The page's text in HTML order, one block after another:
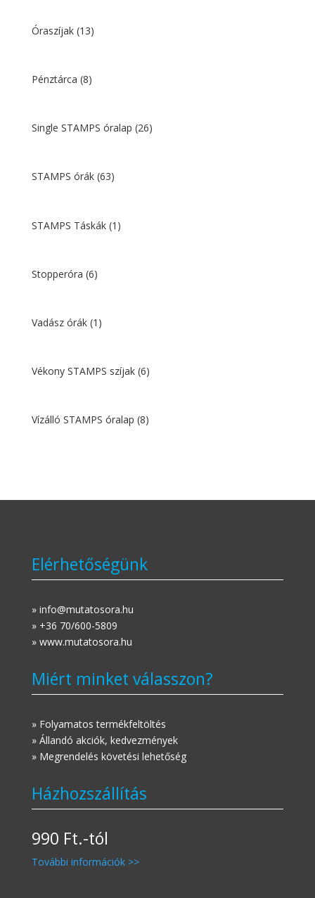
Óraszíjak (13)
Pénztárca (8)
Single STAMPS óralap (26)
STAMPS órák (63)
STAMPS Táskák (1)
Stopperóra (6)
Vadász órák (1)
Vékony STAMPS szíjak (6)
Vízálló STAMPS óralap (8)
Elérhetőségünk
» info@mutatosora.hu
» +36 70/600-5809
» www.mutatosora.hu
Miért minket válasszon?
» Folyamatos termékfeltöltés
» Állandó akciók, kedvezmények
» Megrendelés követési lehetőség
Házhozszállítás
990 Ft.-tól
További információk >>